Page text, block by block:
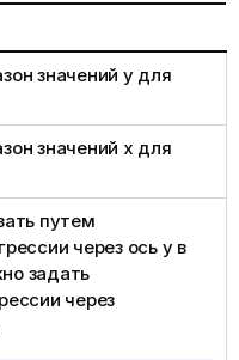
значений yдля
значений x для
путем
через ось y в
задать
через